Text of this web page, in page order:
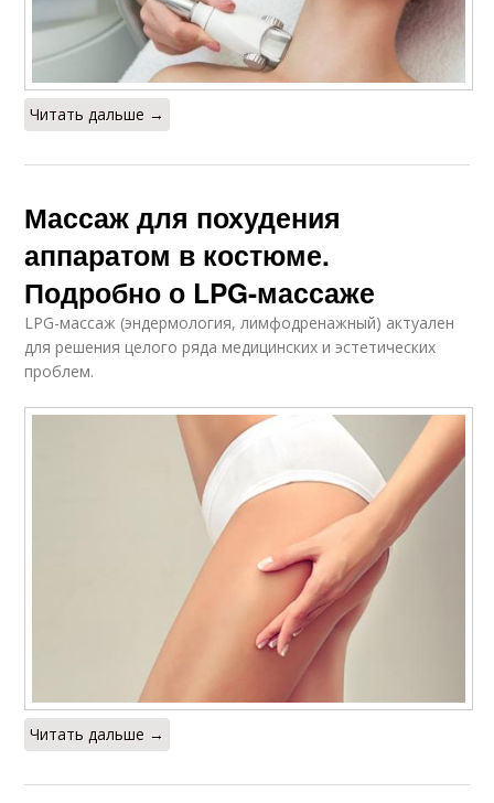
Читать дальше →
Массаж для похудения
аппаратом в костюме.
Подробно о LPG-массаже
LPG-массаж (эндермология, лимфодренажный) актуален
для решения целого ряда медицинских и эстетических
проблем.
Читать дальше →